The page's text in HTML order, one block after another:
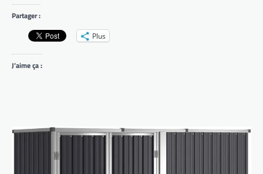
Partager :
Plus
J’aime ça :